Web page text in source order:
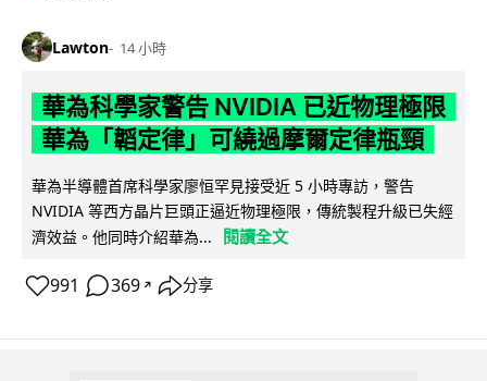
Lawton 14 小時
華為科學家警告 NVIDIA 已近物理極限
華為「韜定律」可繞過摩爾定律瓶頸
華為半導體首席科學家廖恒罕見接受近 5 小時專訪，警告
NVIDIA 等西方晶片巨頭正逼近物理極限，傳統製程升級已失經
濟效益。他同時介紹華為...
閱讀全文
991 369 ↗ 分享